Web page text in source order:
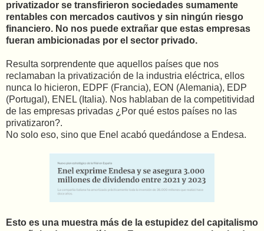
privatizador se transfirieron sociedades sumamente
rentables con mercados cautivos y sin ningún riesgo
financiero. No nos puede extrañar que estas empresas
fueran ambicionadas por el sector privado.
Resulta sorprendente que aquellos países que nos
reclamaban la privatización de la industria eléctrica, ellos
nunca lo hicieron, EDPF (Francia), EON (Alemania), EDP
(Portugal), ENEL (Italia). Nos hablaban de la competitividad
de las empresas privadas ¿Por qué estos países no las
privatizaron?.
No solo eso, sino que Enel acabó quedándose a Endesa.
Esto es una muestra más de la estupidez del capitalismo